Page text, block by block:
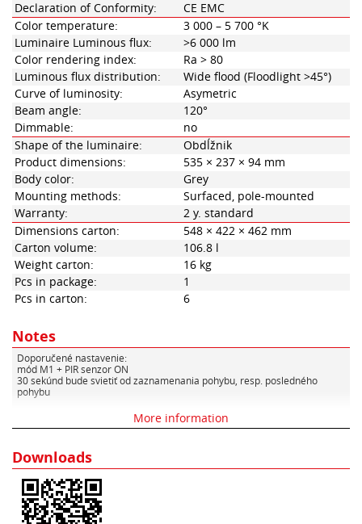
Declaration of Conformity:
CE EMC
Color temperature:
3 000 – 5 700 °K
Luminaire Luminous flux:
>6 000 lm
Color rendering index:
Ra > 80
Luminous flux distribution:
Wide flood (Floodlight >45°)
Curve of luminosity:
Asymetric
Beam angle:
120°
Dimmable:
no
Shape of the luminaire:
Obdĺžnik
Product dimensions:
535 × 237 × 94 mm
Body color:
Grey
Mounting methods:
Surfaced, pole-mounted
Warranty:
2 y. standard
Dimensions carton:
548 × 422 × 462 mm
Carton volume:
106.8 l
Weight carton:
16 kg
Pcs in package:
1
Pcs in carton:
6
Notes
Doporučené nastavenie:
mód M1 + PIR senzor ON
30 sekúnd bude svietiť od zaznamenania pohybu, resp. posledného
pohybu
Mód M1: zvolíš krátkym stlačením
1-tlačítko, resp M1 tlačítko
Pozn.: 0% znamená, že keď nie je pohyb, tak svietidlo nesvieti a keď je
pohyb, tak svieti 30 sekúnd.
PIR senzor ON/OFF - dlhé stlačenie
2-tlačítko resp T tlačítko
More information
Downloads